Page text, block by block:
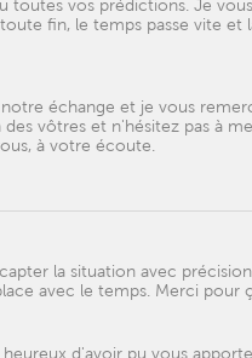
toutes vos prédictions. Je vous
fin, le temps passe vite et
échange et je vous
vôtres et n'hésitez pas à me
à votre écoute.
la situation avec
avec le temps. Merci pour
d'avoir pu vous